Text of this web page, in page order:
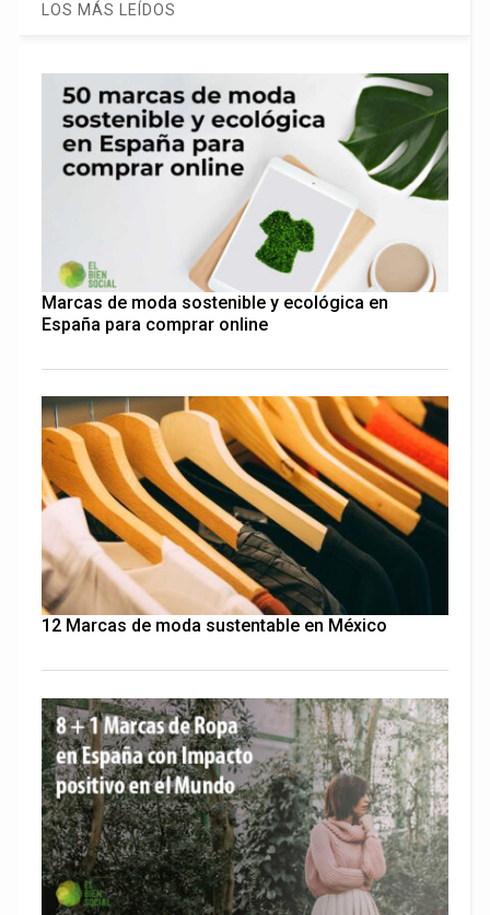
LOS MÁS LEÍDOS
Marcas de moda sostenible y ecológica en
España para comprar online
12 Marcas de moda sustentable en México